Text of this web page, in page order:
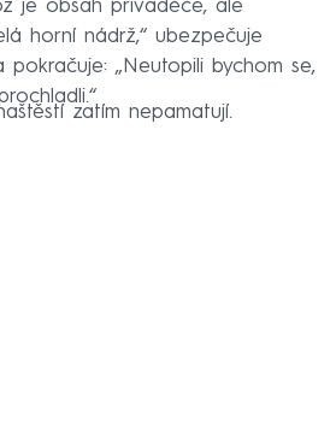
je obsah přivaděče, ale
horní nádrž,“ ubezpečuje
„Neutopili bychom se,
zatím nepamatují.